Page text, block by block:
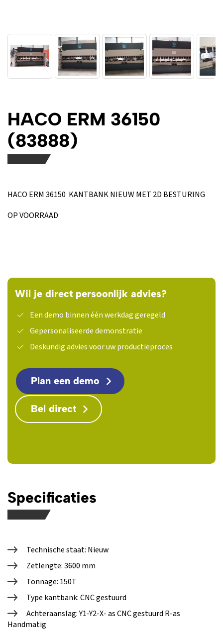
HACO ERM 36150
(83888)
HACO ERM 36150 KANTBANK NIEUW MET 2D BESTURING
OP VOORRAAD
Wil je direct persoonlijk advies?
Een demo binnen één werkdag geregeld
Gepersonaliseerde demonstratie
Deskundig advies voor uw productieproces
Plan een demo
Bel direct
Specificaties
Technische staat: Nieuw
Zetlengte: 3600 mm
Tonnage: 150T
Type kantbank: CNC gestuurd
Achteraanslag: Y1-Y2-X- as CNC gestuurd R-as
Handmatig